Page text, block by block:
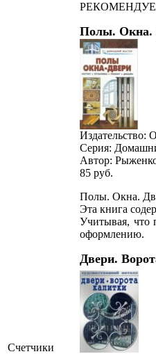
Счетчики
Полы. Окна.
Издательство:
Серия:
Автор:
85 руб.
Полы. Окна.
Эта книга
Учитывая, что
оформлению.
Двери.